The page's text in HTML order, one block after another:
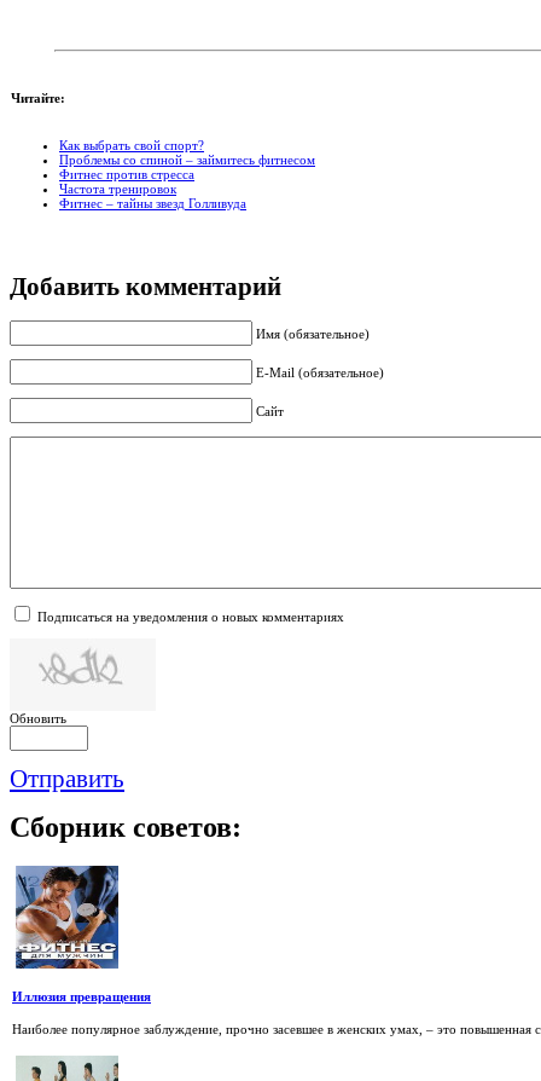
Читайте:
Как выбрать свой спорт?
Проблемы со спиной – займитесь фитнесом
Фитнес против стресса
Частота тренировок
Фитнес – тайны звезд Голливуда
Добавить комментарий
Имя (обязательное)
E-Mail (обязательное)
Сайт
Подписаться на уведомления о новых комментариях
Обновить
Отправить
Сборник советов:
Иллюзия превращения
Наиболее популярное заблуждение, прочно засевшее в женских умах, – это